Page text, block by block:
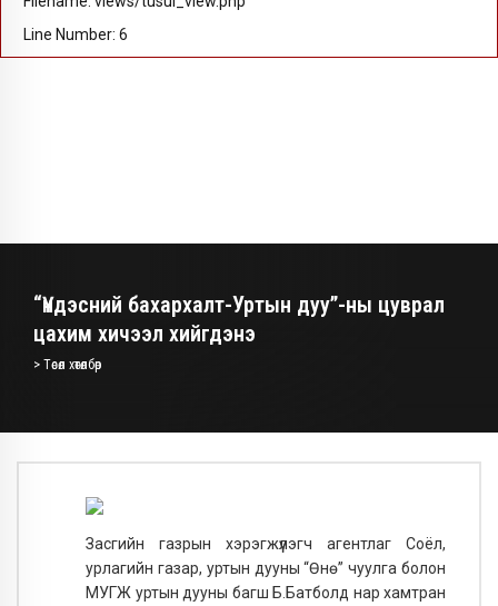
Line Number: 6
“Үндэсний бахархалт-Уртын дуу”-ны цуврал
цахим хичээл хийгдэнэ
> Төсөл хөтөлбөр
Засгийн газрын хэрэгжүүлэгч агентлаг Соёл,
урлагийн газар, уртын дууны “Өнө” чуулга болон
МУГЖ уртын дууны багш Б.Батболд нар хамтран